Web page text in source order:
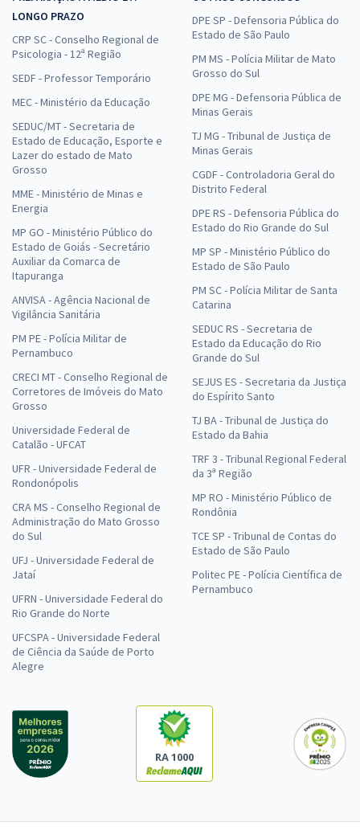
LONGO PRAZO
CRP SC - Conselho Regional de
Psicologia - 12ª Região
SEDF - Professor Temporário
MEC - Ministério da Educação
SEDUC/MT - Secretaria de
Estado de Educação, Esporte e
Lazer do estado de Mato
Grosso
MME - Ministério de Minas e
Energia
MP GO - Ministério Público do
Estado de Goiás - Secretário
Auxiliar da Comarca de
Itapuranga
ANVISA - Agência Nacional de
Vigilância Sanitária
PM PE - Polícia Militar de
Pernambuco
CRECI MT - Conselho Regional de
Corretores de Imóveis do Mato
Grosso
Universidade Federal de
Catalão - UFCAT
UFR - Universidade Federal de
Rondonópolis
CRA MS - Conselho Regional de
Administração do Mato Grosso
do Sul
UFJ - Universidade Federal de
Jataí
UFRN - Universidade Federal do
Rio Grande do Norte
UFCSPA - Universidade Federal
de Ciência da Saúde de Porto
Alegre
DPE SP - Defensoria Pública do
Estado de São Paulo
PM MS - Polícia Militar de Mato
Grosso do Sul
DPE MG - Defensoria Pública de
Minas Gerais
TJ MG - Tribunal de Justiça de
Minas Gerais
CGDF - Controladoria Geral do
Distrito Federal
DPE RS - Defensoria Pública do
Estado do Rio Grande do Sul
MP SP - Ministério Público do
Estado de São Paulo
PM SC - Polícia Militar de Santa
Catarina
SEDUC RS - Secretaria de
Estado da Educação do Rio
Grande do Sul
SEJUS ES - Secretaria da Justiça
do Espírito Santo
TJ BA - Tribunal de Justiça do
Estado da Bahia
TRF 3 - Tribunal Regional Federal
da 3ª Região
MP RO - Ministério Público de
Rondônia
TCE SP - Tribunal de Contas do
Estado de São Paulo
Politec PE - Polícia Científica de
Pernambuco
RA 1000